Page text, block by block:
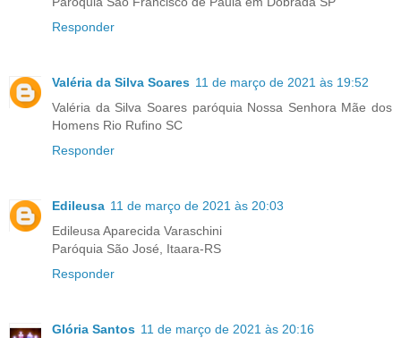
Responder
Valéria da Silva Soares 11 de março de 2021 às 19:52
Valéria da Silva Soares paróquia Nossa Senhora Mãe dos
Homens Rio Rufino SC
Responder
Edileusa 11 de março de 2021 às 20:03
Edileusa Aparecida Varaschini
Paróquia São José, Itaara-RS
Responder
Glória Santos 11 de março de 2021 às 20:16